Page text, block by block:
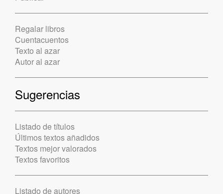
Regalar libros
Cuentacuentos
Texto al azar
Autor al azar
Sugerencias
Listado de títulos
Últimos textos añadidos
Textos mejor valorados
Textos favoritos
Listado de autores